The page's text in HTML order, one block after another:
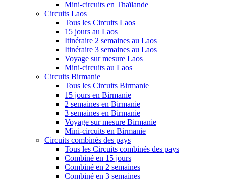
Mini-circuits en Thaïlande
Circuits Laos
Tous les Circuits Laos
15 jours au Laos
Itinéraire 2 semaines au Laos
Itinéraire 3 semaines au Laos
Voyage sur mesure Laos
Mini-circuits au Laos
Circuits Birmanie
Tous les Circuits Birmanie
15 jours en Birmanie
2 semaines en Birmanie
3 semaines en Birmanie
Voyage sur mesure Birmanie
Mini-circuits en Birmanie
Circuits combinés des pays
Tous les Circuits combinés des pays
Combiné en 15 jours
Combiné en 2 semaines
Combiné en 3 semaines